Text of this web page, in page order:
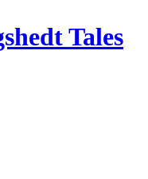
Tales